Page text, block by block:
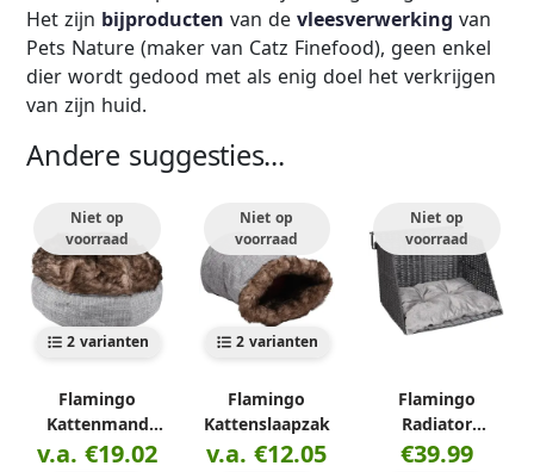
Het zijn bijproducten van devleesverwerking van
Pets Nature (maker van Catz Finefood), geen enkel
dier wordt gedood met als enig doel het verkrijgen
van zijn huid.
Andere suggesties...
Niet op
voorraad
2 varianten
Flamingo
Kattenmand
Rond
v.a. €19.02
Niet op
voorraad
2 varianten
Flamingo
Kattenslaapzak
v.a. €12.05
Niet op
voorraad
Flamingo
Radiator
Kattenmand
€39.99